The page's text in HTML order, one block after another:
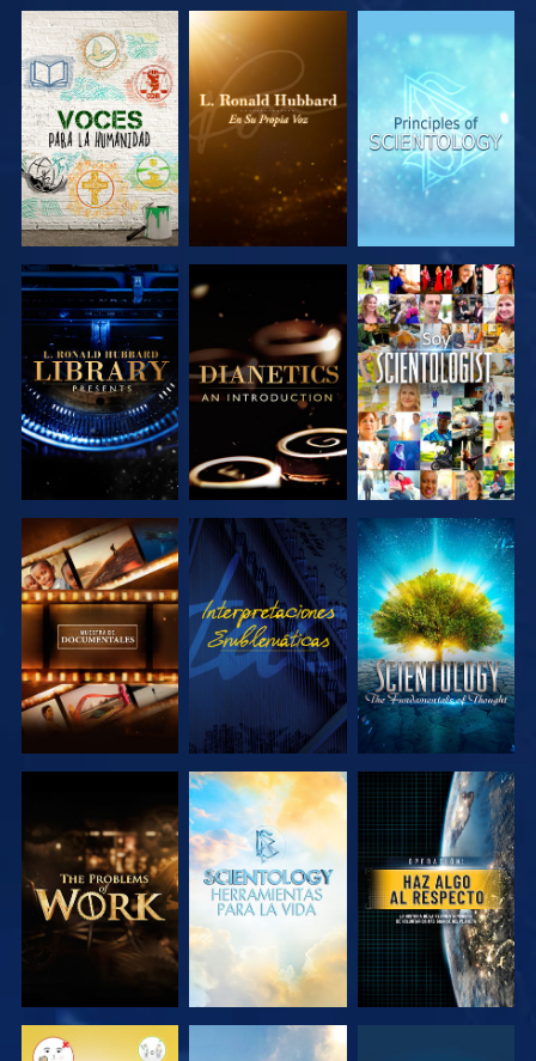
EXPLORA LAS
SERIES
EXPLORA LAS
SERIES
EXPLORA LAS
SERIES
EXPLORA LAS
SERIES
EXPLORA LAS
SERIES
VE
EXPLORA LAS
SERIES
VE
EXPLORA LAS
SERIES
EXPLORA LAS
SERIES
EXPLORA LAS
SERIES
VE